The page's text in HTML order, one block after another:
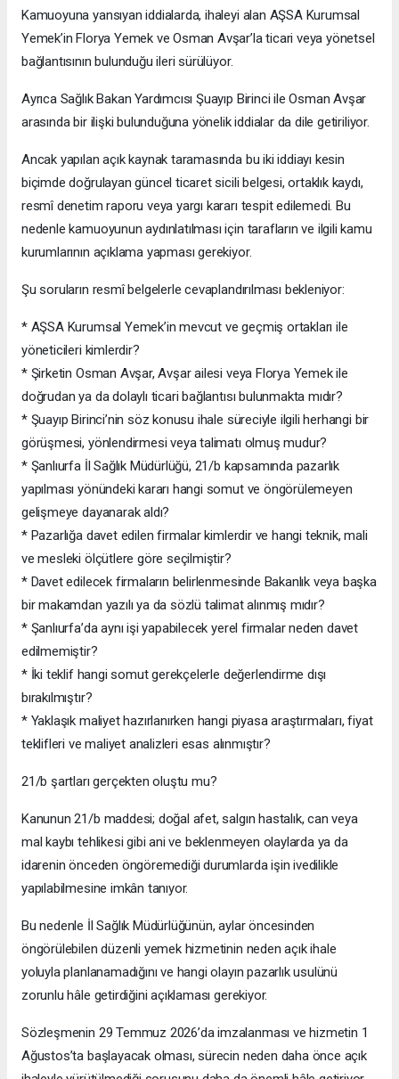
Kamuoyuna yansıyan iddialarda, ihaleyi alan AŞSA Kurumsal
Yemek’in Florya Yemek ve Osman Avşar’la ticari veya yönetsel
bağlantısının bulunduğu ileri sürülüyor.
Ayrıca Sağlık Bakan Yardımcısı Şuayıp Birinci ile Osman Avşar
arasında bir ilişki bulunduğuna yönelik iddialar da dile getiriliyor.
Ancak yapılan açık kaynak taramasında bu iki iddiayı kesin
biçimde doğrulayan güncel ticaret sicili belgesi, ortaklık kaydı,
resmî denetim raporu veya yargı kararı tespit edilemedi. Bu
nedenle kamuoyunun aydınlatılması için tarafların ve ilgili kamu
kurumlarının açıklama yapması gerekiyor.
Şu soruların resmî belgelerle cevaplandırılması bekleniyor:
* AŞSA Kurumsal Yemek’in mevcut ve geçmiş ortakları ile
yöneticileri kimlerdir?
* Şirketin Osman Avşar, Avşar ailesi veya Florya Yemek ile
doğrudan ya da dolaylı ticari bağlantısı bulunmakta mıdır?
* Şuayıp Birinci’nin söz konusu ihale süreciyle ilgili herhangi bir
görüşmesi, yönlendirmesi veya talimatı olmuş mudur?
* Şanlıurfa İl Sağlık Müdürlüğü, 21/b kapsamında pazarlık
yapılması yönündeki kararı hangi somut ve öngörülemeyen
gelişmeye dayanarak aldı?
* Pazarlığa davet edilen firmalar kimlerdir ve hangi teknik, mali
ve mesleki ölçütlere göre seçilmiştir?
* Davet edilecek firmaların belirlenmesinde Bakanlık veya başka
bir makamdan yazılı ya da sözlü talimat alınmış mıdır?
* Şanlıurfa’da aynı işi yapabilecek yerel firmalar neden davet
edilmemiştir?
* İki teklif hangi somut gerekçelerle değerlendirme dışı
bırakılmıştır?
* Yaklaşık maliyet hazırlanırken hangi piyasa araştırmaları, fiyat
teklifleri ve maliyet analizleri esas alınmıştır?
21/b şartları gerçekten oluştu mu?
Kanunun 21/b maddesi; doğal afet, salgın hastalık, can veya
mal kaybı tehlikesi gibi ani ve beklenmeyen olaylarda ya da
idarenin önceden öngöremediği durumlarda işin ivedilikle
yapılabilmesine imkân tanıyor.
Bu nedenle İl Sağlık Müdürlüğünün, aylar öncesinden
öngörülebilen düzenli yemek hizmetinin neden açık ihale
yoluyla planlanamadığını ve hangi olayın pazarlık usulünü
zorunlu hâle getirdiğini açıklaması gerekiyor.
Sözleşmenin 29 Temmuz 2026’da imzalanması ve hizmetin 1
Ağustos’ta başlayacak olması, sürecin neden daha önce açık